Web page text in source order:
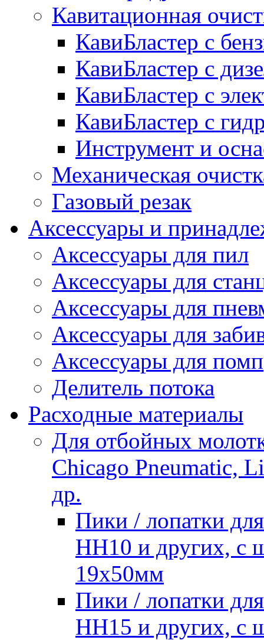
Кавитационная
КавиБластер с
КавиБластер с
КавиБластер с
КавиБластер с
Инструмент и
Механическая
Газовый резак
Аксессуары и
Аксессуары для пил
Аксессуары для
Аксессуары для
Аксессуары для
Аксессуары для помп
Делитель потока
Расходные материалы
Для отбойных
Chicago Pneumatic,
др.
Пики / лопатки
HH10 и других, с
19х50мм
Пики / лопатки
HH15 и других, с